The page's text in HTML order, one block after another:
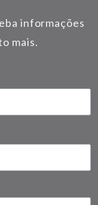
informações
mais.